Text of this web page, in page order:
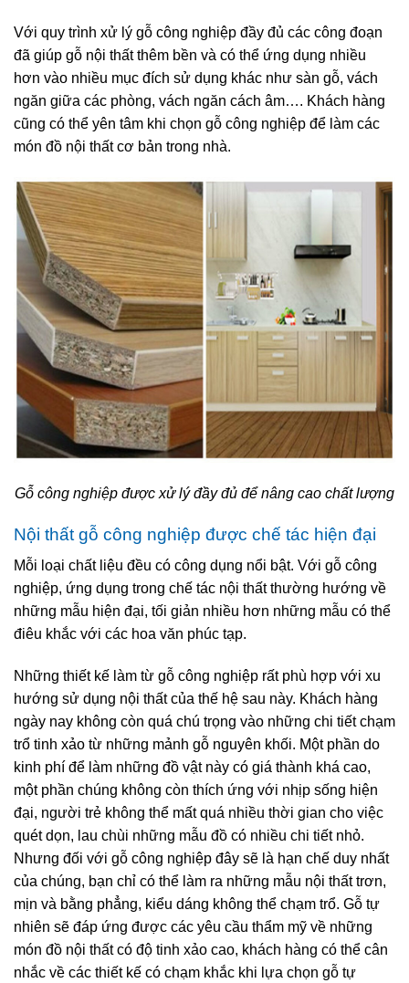
Với quy trình xử lý gỗ công nghiệp đầy đủ các công đoạn
đã giúp gỗ nội thất thêm bền và có thể ứng dụng nhiều
hơn vào nhiều mục đích sử dụng khác như sàn gỗ, vách
ngăn giữa các phòng, vách ngăn cách âm…. Khách hàng
cũng có thể yên tâm khi chọn gỗ công nghiệp để làm các
món đồ nội thất cơ bản trong nhà.
Gỗ công nghiệp được xử lý đầy đủ để nâng cao chất lượng
Nội thất gỗ công nghiệp được chế tác hiện đại
Mỗi loại chất liệu đều có công dụng nổi bật. Với gỗ công
nghiệp, ứng dụng trong chế tác nội thất thường hướng về
những mẫu hiện đại, tối giản nhiều hơn những mẫu có thể
điêu khắc với các hoa văn phúc tạp.
Những thiết kế làm từ gỗ công nghiệp rất phù hợp với xu
hướng sử dụng nội thất của thế hệ sau này. Khách hàng
ngày nay không còn quá chú trọng vào những chi tiết chạm
trổ tinh xảo từ những mảnh gỗ nguyên khối. Một phần do
kinh phí để làm những đồ vật này có giá thành khá cao,
một phần chúng không còn thích ứng với nhịp sống hiện
đại, người trẻ không thể mất quá nhiều thời gian cho việc
quét dọn, lau chùi những mẫu đồ có nhiều chi tiết nhỏ.
Nhưng đối với gỗ công nghiệp đây sẽ là hạn chế duy nhất
của chúng, bạn chỉ có thể làm ra những mẫu nội thất trơn,
mịn và bằng phẳng, kiểu dáng không thể chạm trổ. Gỗ tự
nhiên sẽ đáp ứng được các yêu cầu thẩm mỹ về những
món đồ nội thất có độ tinh xảo cao, khách hàng có thể cân
nhắc về các thiết kế có chạm khắc khi lựa chọn gỗ tự